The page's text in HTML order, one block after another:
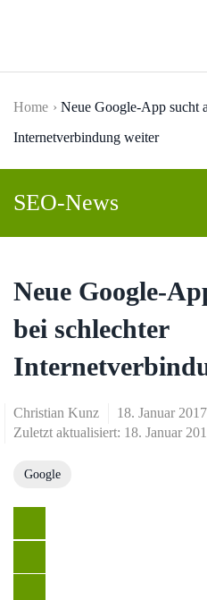
Home
Neue Google-App sucht
Internetverbindung weiter
SEO-News
Neue Google-
bei schlechter
Christian Kunz
18. Januar 2017
Zuletzt aktualisiert: 18. Januar
Google